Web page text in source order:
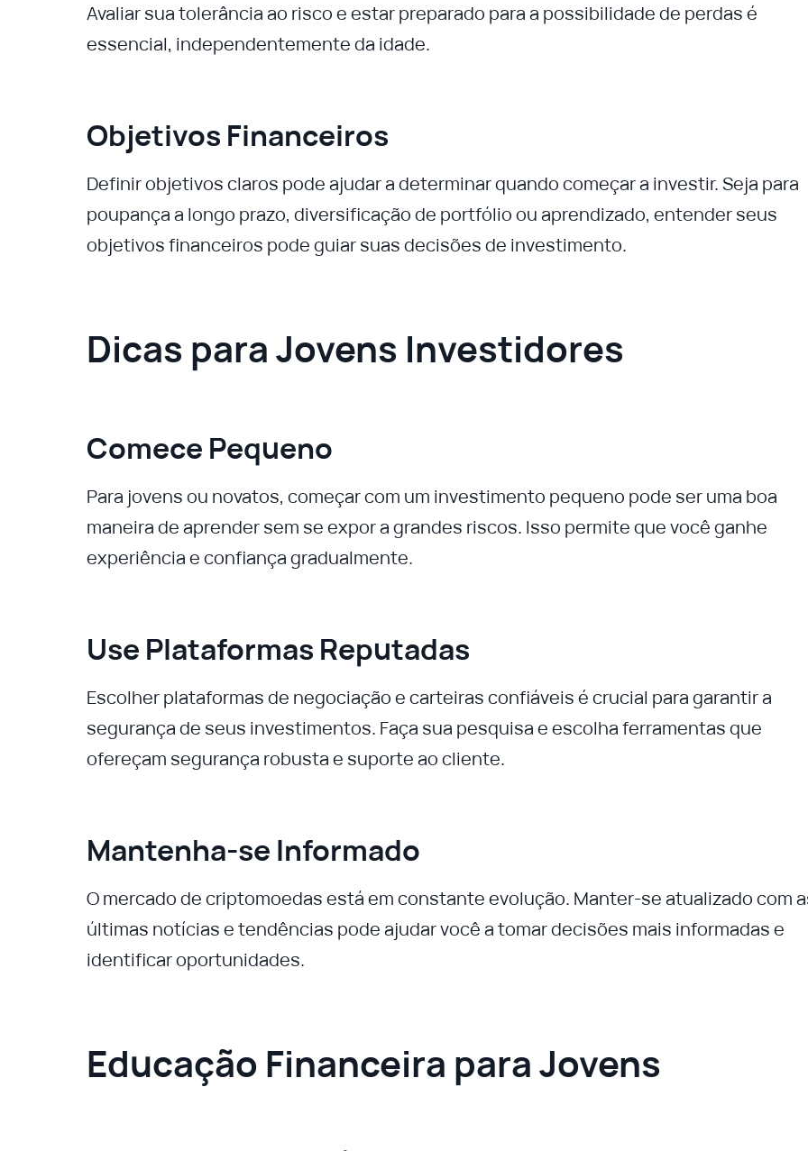
Avaliar sua tolerância ao risco e estar preparado para a possibilidade de perdas é
essencial, independentemente da idade.
Objetivos Financeiros
Definir objetivos claros pode ajudar a determinar quando começar a investir. Seja para
poupança a longo prazo, diversificação de portfólio ou aprendizado, entender seus
objetivos financeiros pode guiar suas decisões de investimento.
Dicas para Jovens Investidores
Comece Pequeno
Para jovens ou novatos, começar com um investimento pequeno pode ser uma boa
maneira de aprender sem se expor a grandes riscos. Isso permite que você ganhe
experiência e confiança gradualmente.
Use Plataformas Reputadas
Escolher plataformas de negociação e carteiras confiáveis é crucial para garantir a
segurança de seus investimentos. Faça sua pesquisa e escolha ferramentas que
ofereçam segurança robusta e suporte ao cliente.
Mantenha-se Informado
O mercado de criptomoedas está em constante evolução. Manter-se atualizado com
últimas notícias e tendências pode ajudar você a tomar decisões mais informadas e
identificar oportunidades.
Educação Financeira para Jovens